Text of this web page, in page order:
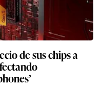
de sus chips a